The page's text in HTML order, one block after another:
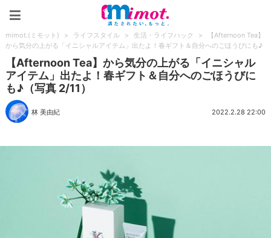
mimot.(ミモット) > ライフスタイル > 生活・ライフハック >
【Afternoon Tea】
から気分の上がる「イニシャルアイテム」出たよ！春ギフト＆自分へのごほうびにも♪
【Afternoon Tea】から気分の上がる「イニシャル
アイテム」出たよ！春ギフト＆自分へのごほうびに
も♪（写真 2/11）
林 美由紀 2022.2.28 22:00